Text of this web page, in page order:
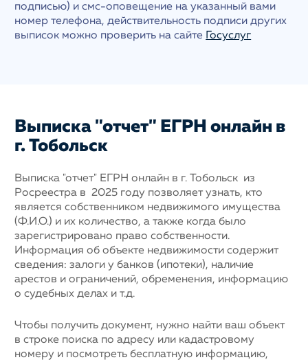
подписью) и смс-оповещение на указанный вами
номер телефона, действительность подписи других
выписок можно проверить на сайте
Госуслуг
Выписка "отчет" ЕГРН онлайн в
г. Тобольск
Выписка "отчет" ЕГРН онлайн в г. Тобольск из
Росреестра в 2025 году позволяет узнать, кто
является собственником недвижимого имущества
(Ф.И.О.) и их количество, а также когда было
зарегистрировано право собственности.
Информация об объекте недвижимости содержит
сведения: залоги у банков (ипотеки), наличие
арестов и ограничений, обременения, информацию
о судебных делах и т.д.
Чтобы получить документ, нужно найти ваш объект
в строке поиска по адресу или кадастровому
номеру и посмотреть бесплатную информацию,